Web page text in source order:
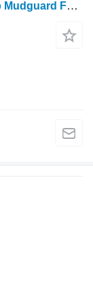
Ford 10 Series 5610, 6610, 7610 Ap Cab Mudguard Fender Kit Steel E3nn E3NN16R372AA для трактора колесного